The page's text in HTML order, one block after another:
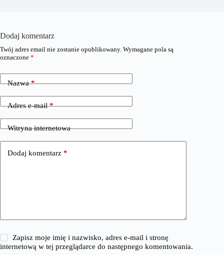
Dodaj komentarz
Twój adres email nie zostanie opublikowany. Wymagane pola są
oznaczone *
Nazwa*
Adres e-mail*
Witryna internetowa
Dodaj komentarz *
Zapisz moje imię i nazwisko, adres e-mail i stronę
internetową w tej przeglądarce do następnego komentowania.